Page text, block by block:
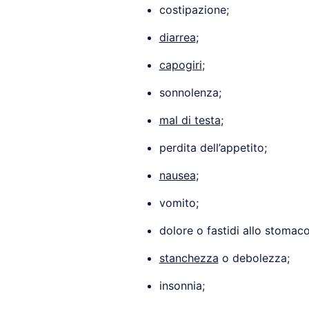
costipazione;
diarrea;
capogiri;
sonnolenza;
mal di testa;
perdita dell’appetito;
nausea;
vomito;
dolore o fastidi allo
stanchezza o debolezza;
insonnia;